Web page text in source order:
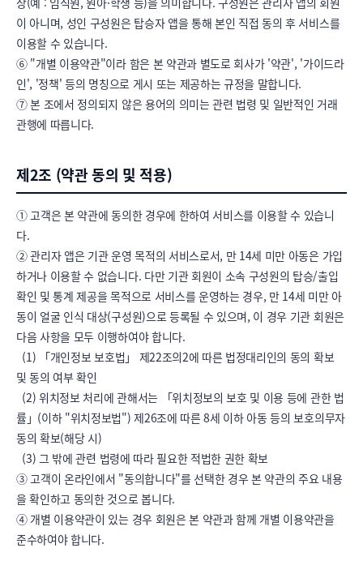
이 아니며, 성인 구성원은 탑승자 앱을 통해 본인 직접 동의 후 서비스를
이용할 수 있습니다.
⑥ "개별 이용약관"이라 함은 본 약관과 별도로 회사가 '약관', '가이드라
인', '정책' 등의 명칭으로 게시 또는 제공하는 규정을 말합니다.
⑦ 본 조에서 정의되지 않은 용어의 의미는 관련 법령 및 일반적인 거래
관행에 따릅니다.
제2조 (약관 동의 및 적용)
① 고객은 본 약관에 동의한 경우에 한하여 서비스를 이용할 수 있습니
다.
② 관리자 앱은 기관 운영 목적의 서비스로서, 만 14세 미만 아동은 가입
하거나 이용할 수 없습니다. 다만 기관 회원이 소속 구성원의 탑승/출입
확인 및 통계 제공을 목적으로 서비스를 운영하는 경우, 만 14세 미만 아
동이 얼굴 인식 대상(구성원)으로 등록될 수 있으며, 이 경우 기관 회원은
다음 사항을 모두 이행하여야 합니다.
및 동의 여부 확인
률」(이하 "위치정보법") 제26조에 따른 8세 이하 아동 등의 보호의무자
동의 확보(해당 시)
③ 고객이 온라인에서 "동의합니다"를 선택한 경우 본 약관의 주요 내용
을 확인하고 동의한 것으로 봅니다.
④ 개별 이용약관이 있는 경우 회원은 본 약관과 함께 개별 이용약관을
준수하여야 합니다.